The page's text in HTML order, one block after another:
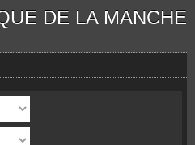
DE LA MANCHE